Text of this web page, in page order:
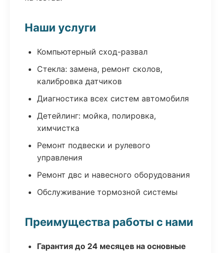
Наши услуги
Компьютерный сход-развал
Стекла: замена, ремонт сколов,
калибровка датчиков
Диагностика всех систем автомобиля
Детейлинг: мойка, полировка,
химчистка
Ремонт подвески и рулевого
управления
Ремонт двс и навесного оборудования
Обслуживание тормозной системы
Преимущества работы с нами
Гарантия до 24 месяцев на основные